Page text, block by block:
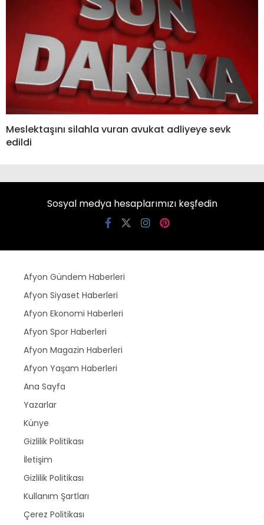
Meslektaşını silahla vuran avukat adliyeye sevk
edildi
Sosyal medya hesaplarımızı keşfedin
Afyon Gündem Haberleri
Afyon Siyaset Haberleri
Afyon Ekonomi Haberleri
Afyon Spor Haberleri
Afyon Magazin Haberleri
Afyon Yaşam Haberleri
Ana Sayfa
Yazarlar
Künye
Gizlilik Politikası
İletişim
Gizlilik Politikası
Kullanım Şartları
Çerez Politikası